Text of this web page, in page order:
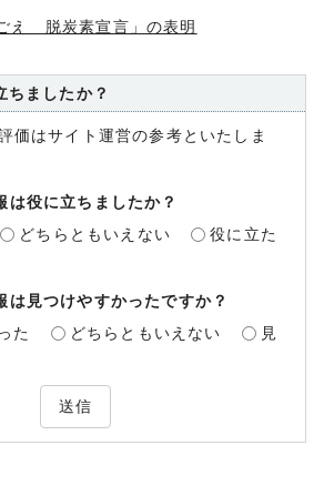
え 脱炭素宣言」の表明
ちましたか？
価はサイト運営の参考といたしま
は役に立ちましたか？
どちらともいえない
役に立た
は見つけやすかったですか？
た
どちらともいえない
見
送信